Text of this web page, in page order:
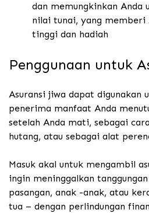
dan memungkinkan Anda
nilai tunai, yang
tinggi dan hadiah
Penggunaan untuk
Asuransi jiwa dapat digunakan
penerima manfaat Anda
setelah Anda mati, sebagai
hutang, atau sebagai alat
Masuk akal untuk mengambil
ingin meninggalkan
pasangan, anak -anak, atau
tua – dengan perlindungan